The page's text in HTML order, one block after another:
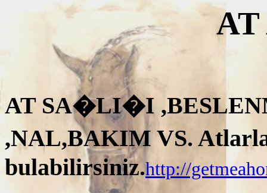
AT SA�LI�I
,NAL,BAKIM VS.
bulabilirsiniz.http://